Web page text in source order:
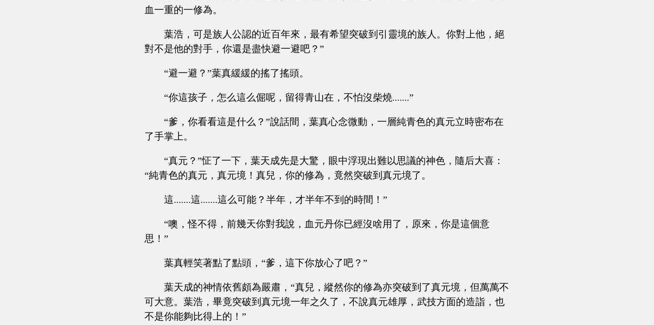
血一重的一修為。
葉浩，可是族人公認的近百年來，最有希望突破到引靈境的族人。你對上他，絕
對不是他的對手，你還是盡快避一避吧？”
“避一避？”葉真緩緩的搖了搖頭。
“你這孩子，怎么這么倔呢，留得青山在，不怕沒柴燒.......”
“爹，你看看這是什么？”說話間，葉真心念微動，一層純青色的真元立時密布在
了手掌上。
“真元？”怔了一下，葉天成先是大驚，眼中浮現出難以思議的神色，隨后大喜：
“純青色的真元，真元境！真兒，你的修為，竟然突破到真元境了。
這.......這.......這么可能？半年，才半年不到的時間！”
“噢，怪不得，前幾天你對我說，血元丹你已經沒啥用了，原來，你是這個意
思！”
葉真輕笑著點了點頭，“爹，這下你放心了吧？”
葉天成的神情依舊頗為嚴肅，“真兒，縱然你的修為亦突破到了真元境，但萬萬不
可大意。葉浩，畢竟突破到真元境一年之久了，不說真元雄厚，武技方面的造詣，也
不是你能夠比得上的！”